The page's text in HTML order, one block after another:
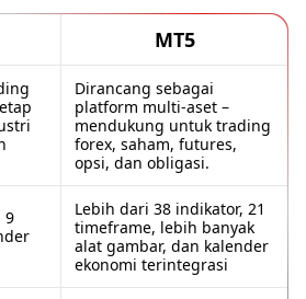
MT5
Dirancang sebagai
platform multi-aset –
mendukung untuk trading
forex, saham, futures,
opsi, dan obligasi.
9
Lebih dari 38 indikator, 21
timeframe, lebih banyak
alat gambar, dan kalender
ekonomi terintegrasi